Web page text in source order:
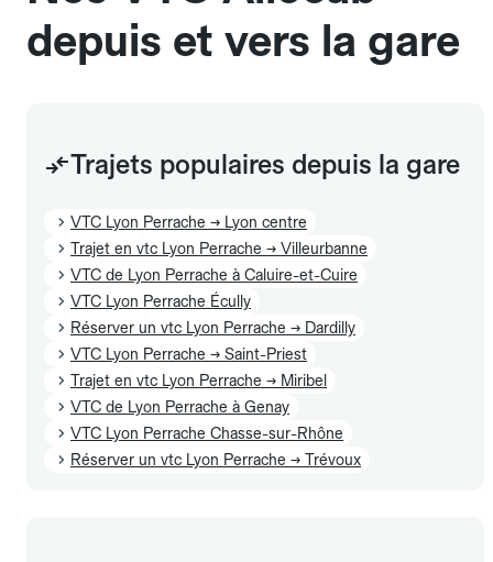
nombre de bagages. Si vous avez des bagages
volumineux ou atypiques (poussette, matériel de
sport…), pensez à le préciser dans le champ
depuis et vers la gare
Trajets populaires depuis la gare
VTC Lyon Perrache → Lyon centre
Trajet en vtc Lyon Perrache → Villeurbanne
VTC de Lyon Perrache à Caluire-et-Cuire
VTC Lyon Perrache Écully
Réserver un vtc Lyon Perrache → Dardilly
VTC Lyon Perrache → Saint-Priest
Trajet en vtc Lyon Perrache → Miribel
VTC de Lyon Perrache à Genay
VTC Lyon Perrache Chasse-sur-Rhône
Réserver un vtc Lyon Perrache → Trévoux